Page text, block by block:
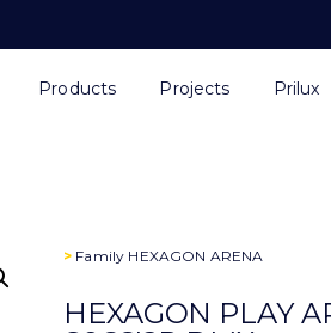
Products Projects Prilux
> Family HEXAGON ARENA
HEXAGON PLAY